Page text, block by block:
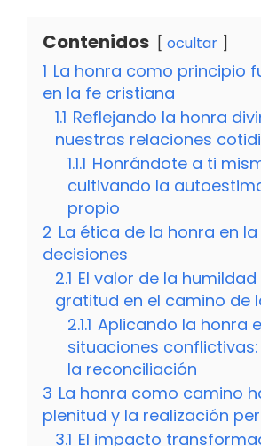
Contenidos ocultar
1 La honra como principio
en la fe cristiana
1.1 Reflejando la honra
nuestras relaciones
1.1.1 Honrándote a ti
cultivando la
propio
2 La ética de la honra en
decisiones
2.1 El valor de la humildad
gratitud en el camino de
2.1.1 Aplicando la honra
situaciones
la reconciliación
3 La honra como camino
plenitud y la realización
3.1 El impacto